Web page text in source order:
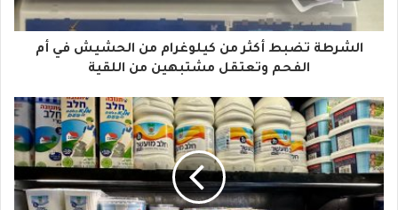
ا
إ
ل
ك
ت
الشرطة تضبط أكثر من كيلوغرام من الحشيش في أم
الفحم وتعتقل مشتبهين من اللقية